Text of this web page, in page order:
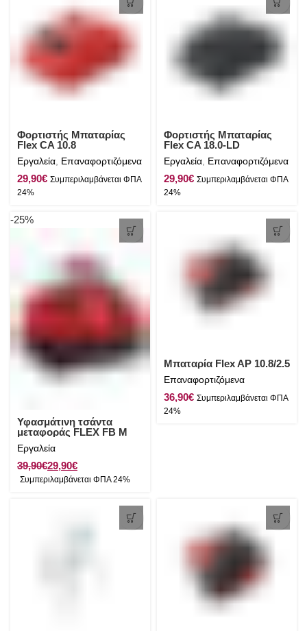
Φορτιστής Μπαταρίας
Flex CA 10.8
Εργαλεία Επαναφορτιζόμενα
€
Φορτιστής Μπαταρίας
Flex CA 18.0-LD
Εργαλεία Επαναφορτιζόμενα
€
-25%
Υφασμάτινη τσάντα
μεταφοράς FLEX FB M
500/300
Εργαλεία
39,90€29,90€
Μπαταρία Flex AP 10.8/2.5
Επαναφορτιζόμενα
€